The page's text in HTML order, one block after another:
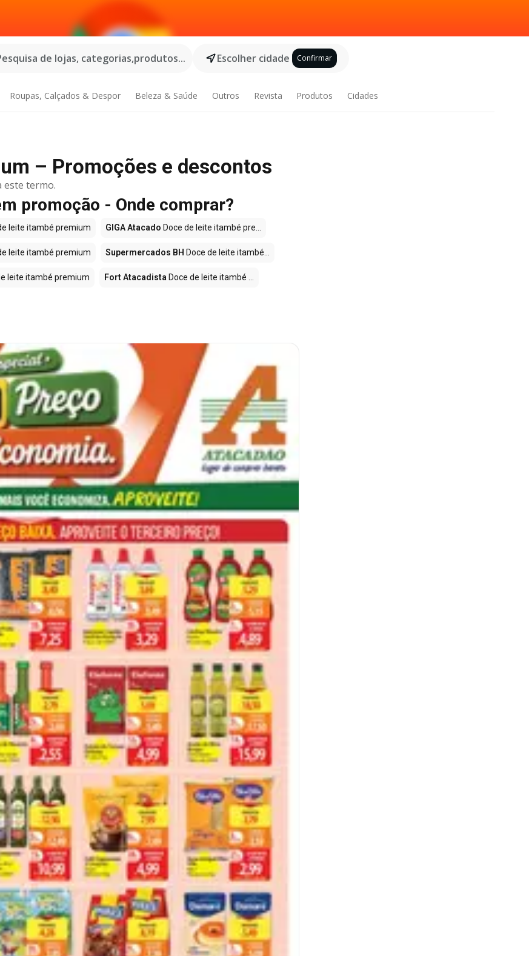
de lojas, categorias,produtos...
Escolher cidade Confirmar
Roupas, Calçados & Despor Beleza & Saúde Outros Revista Produtos Cidades
– Promoções e descontos
este termo.
promoção - Onde comprar?
leite itambé premium GIGA Atacado Doce de leite itambé pre...
leite itambé premium Supermercados BH Doce de leite itambé...
leite itambé premium Fort Atacadista Doce de leite itambé ...